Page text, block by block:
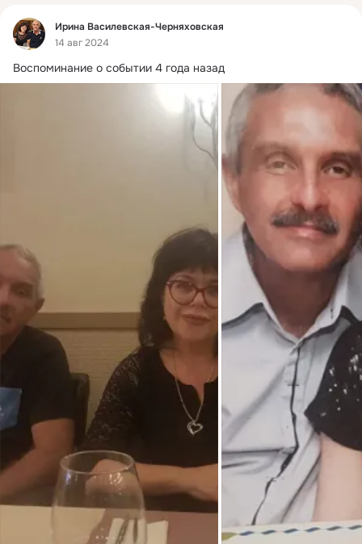
Фид
Ирина Василевская-Черняховская
14 авг 2024
Воспоминание о событии 4 года назад